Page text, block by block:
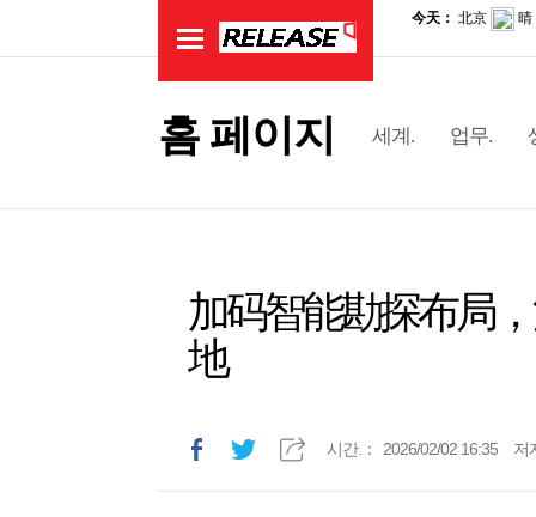
홈 페이지 세계. 업무.
加码智能勘探布局
地
시간.： 2026/02/02 16:35 저